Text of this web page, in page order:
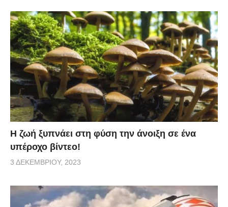
Η ζωή ξυπνάει στη φύση την άνοιξη σε ένα
υπέροχο βίντεο!
3 ΔΕΚΕΜΒΡΊΟΥ, 2023